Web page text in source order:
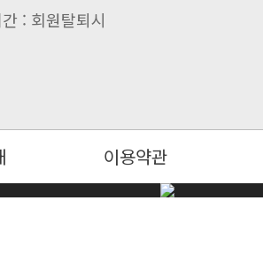
: 회원탈퇴시
이용약관